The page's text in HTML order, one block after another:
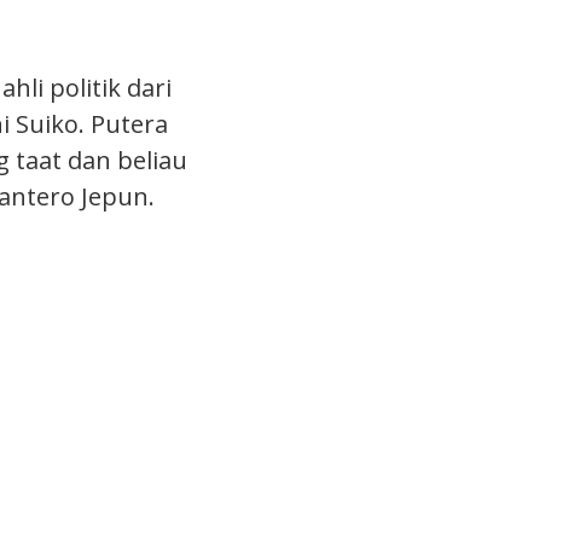
politik dari
Suiko. Putera
taat dan beliau
Jepun.